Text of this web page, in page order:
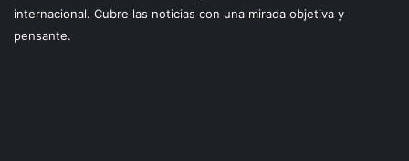
internacional. Cubre las noticias con una mirada objetiva y
pensante.